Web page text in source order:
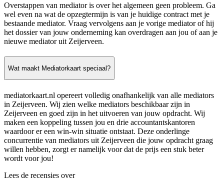
Overstappen van mediator is over het algemeen geen probleem. Ga
wel even na wat de opzegtermijn is van je huidige contract met je
bestaande mediator. Vraag vervolgens aan je vorige mediator of hij
het dossier van jouw onderneming kan overdragen aan jou of aan je
nieuwe mediator uit Zeijerveen.
Wat maakt Mediatorkaart speciaal?
mediatorkaart.nl opereert volledig onafhankelijk van alle mediators
in Zeijerveen. Wij zien welke mediators beschikbaar zijn in
Zeijerveen en goed zijn in het uitvoeren van jouw opdracht. Wij
maken een koppeling tussen jou en drie accountantskantoren
waardoor er een win-win situatie ontstaat. Deze onderlinge
concurrentie van mediators uit Zeijerveen die jouw opdracht graag
willen hebben, zorgt er namelijk voor dat de prijs een stuk beter
wordt voor jou!
Lees de recensies over